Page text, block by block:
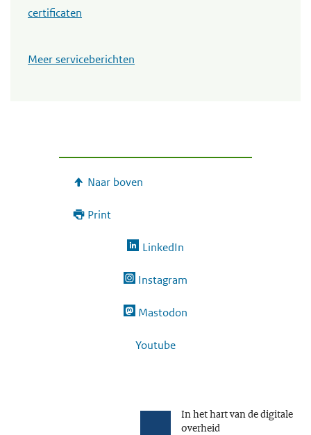
certificaten
Meer serviceberichten
Naar boven
Print
LinkedIn
Instagram
Mastodon
Youtube
In het hart van de digitale
overheid